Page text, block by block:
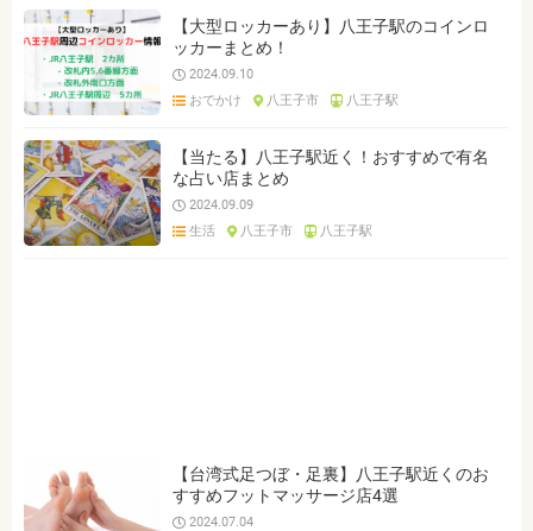
【大型ロッカーあり】八王子駅のコインロ
ッカーまとめ！
2024.09.10
おでかけ
八王子市 八王子駅
【当たる】八王子駅近く！おすすめで有名
な占い店まとめ
2024.09.09
生活
八王子市 八王子駅
【台湾式足つぼ・足裏】八王子駅近くのお
すすめフットマッサージ店4選
2024.07.04